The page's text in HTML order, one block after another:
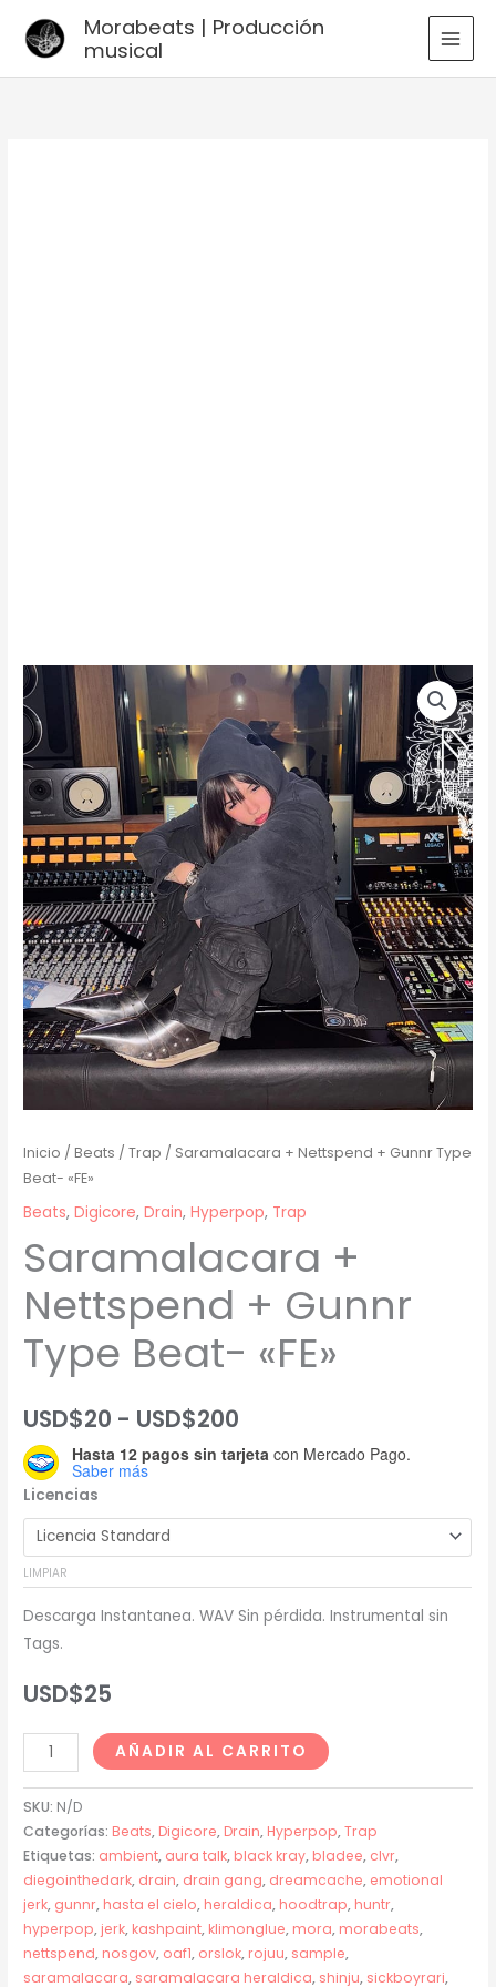
Morabeats | Producción
musical
Inicio /Beats /Trap / Saramalacara + Nettspend + Gunnr Type
Beat- «FE»
Beats,Digicore,Drain,Hyperpop, Trap
Saramalacara +
Nettspend + Gunnr
Type Beat- «FE»
USD$20 - USD$200
de
USD$20
hasta
Hasta 12 pagos sin tarjeta con Mercado Pago.
Saber más
Licencias
LIMPIAR
Descarga Instantanea. WAV Sin pérdida. Instrumental sin
Tags.
USD$25
Saramalacara
+
Nettspend
+
Gunnr
Type
Beat-
"FE"
cantidad
AÑADIR AL CARRITO
SKU: N/D
Categorías: Beats, Digicore, Drain, Hyperpop,Trap
Etiquetas: ambient, aura talk, black kray, bladee, clvr,
diegointhedark, drain, drain gang, dreamcache, emotional
jerk, gunnr, hasta el cielo, heraldica, hoodtrap, huntr,
hyperpop, jerk, kashpaint, klimonglue, mora, morabeats,
nettspend, nosgov, oaf1, orslok, rojuu, sample,
saramalacara, saramalacara heraldica, shinju, sickboyrari,